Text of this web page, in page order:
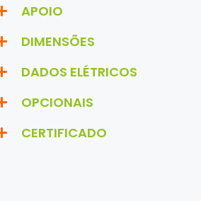
APOIO
DIMENSÕES
DADOS ELÉTRICOS
OPCIONAIS
CERTIFICADO